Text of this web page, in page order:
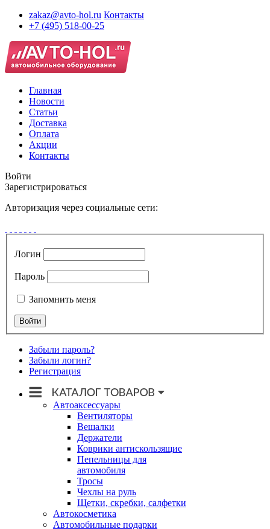
zakaz@avto-hol.ru Контакты
+7 (495) 518-00-25
Главная
Новости
Статьи
Доставка
Оплата
Акции
Контакты
Войти
Зарегистрироваться
Авторизация через социальные сети:
Логин
Пароль
Запомнить меня
Забыли пароль?
Забыли логин?
Регистрация
Автоаксессуары
Вентиляторы
Вешалки
Держатели
Коврики антискользящие
Пепельницы для
автомобиля
Тросы
Чехлы на руль
Щетки, скребки, салфетки
Автокосметика
Автомобильные подарки